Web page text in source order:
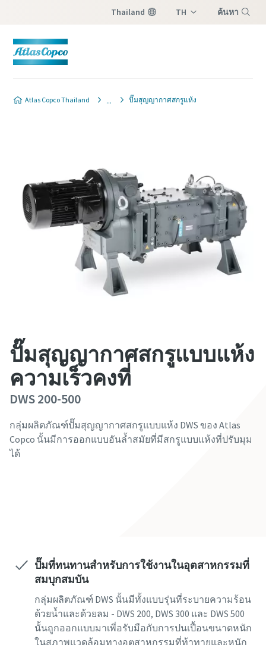
Thailand TH ค้นหา
Atlas Copco Thailand ปั๊มสุญญากาศสกรูแห้ง
ปั๊มสุญญากาศสกรูแบบแห้ง
ความเร็วคงที่
DWS 200-500
กลุ่มผลิตภัณฑ์ปั๊มสุญญากาศสกรูแบบแห้ง DWS ของ Atlas
Copco นั้นมีการออกแบบอันล้ำสมัยที่มีสกรูแบบแห้งที่ปรับมุม
ได้
ปั๊มที่ทนทานสำหรับการใช้งานในอุตสาหกรรมที่
สมบุกสมบัน
กลุ่มผลิตภัณฑ์ DWS นั้นมีทั้งแบบรุ่นที่ระบายความร้อน
ด้วยน้ำและด้วยลม - DWS 200, DWS 300 และ DWS 500
นั้นถูกออกแบบมาเพี่อรับมือกับการปนเปื้อนขนาดหนัก
ในสภาพแวดล้อมทางอุตสาหกรรมที่ท้าทายและหนัก
สุญญากาศของเรา
สุญญากาศและโซลูชันสุญญากาศ
ต้องกรอกข้อมูลในช่องที่มีเครื่องหมาย (*)
ทั้งหมด
ข้อมูลส่วนบุคคล
อีเมล
ข้อมูลเพิ่มเติม
ถนน
เมือง
สุญญากาศของเรา
สุญญากาศและโซลูชันสุญญากาศ
ต้องกรอกข้อมูลในช่องที่มีเครื่องหมาย (*)
ทั้งหมด
ข้อมูลส่วนบุคคล
อีเมล
ข้อมูลเพิ่มเติม
ถนน
เมือง
สุญญากาศของเรา
สุญญากาศและโซลูชันสุญญากาศ
ต้องกรอกข้อมูลในช่องที่มีเครื่องหมาย (*)
ทั้งหมด
ข้อมูลส่วนบุคคล
อีเมล
ข้อมูลเพิ่มเติม
ถนน
เมือง
สุญญากาศของเรา
สุญญากาศและโซลูชันสุญญากาศ
ต้องกรอกข้อมูลในช่องที่มีเครื่องหมาย (*)
ทั้งหมด
ข้อมูลส่วนบุคคล
อีเมล
ข้อมูลเพิ่มเติม
ถนน
เมือง
สุญญากาศของเรา
สุญญากาศและโซลูชันสุญญากาศ
ต้องกรอกข้อมูลในช่องที่มีเครื่องหมาย (*)
ทั้งหมด
ข้อมูลส่วนบุคคล
อีเมล
ข้อมูลเพิ่มเติม
ถนน
เมือง